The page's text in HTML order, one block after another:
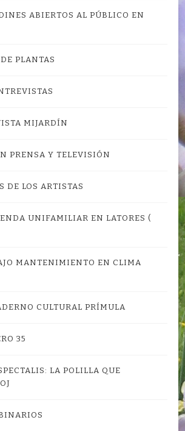
ABIERTOS AL PÚBLICO EN
PLANTAS
MIJARDÍN
PRENSA Y TELEVISIÓN
DE LOS ARTISTAS
UNIFAMILIAR EN LATORES (
MANTENIMIENTO EN CLIMA
CULTURAL PRÍMULA
35
LA POLILLA QUE